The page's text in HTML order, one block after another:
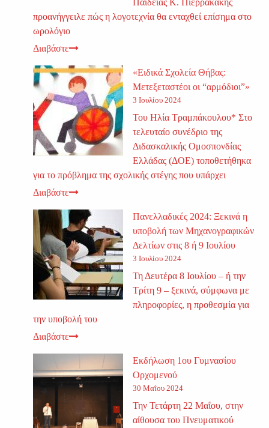
προανήγγειλε πώς η λογοτεχνία θα ενταχθεί επίσημα στο
ωρολόγιο
Διαβάστε
«Ειδικά Σχολεία Θήβας:
Μετεξεταστέοι οι “αρμόδιοι”»
3 Ιουλίου 2024
Του Ηλία Τραμπάκουλου* Στο
τελευταίο συνέδριο της
Διδασκαλικής Ομοσπονδίας
Ελλάδας (ΔΟΕ) τοποθετήθηκα
για το πρόβλημα της σχολικής στέγης που υπάρχει
Διαβάστε
Πανελλαδικές 2024: Ξεκινά η
υποβολή των Μηχανογραφικών
Δελτίων στις 8 ή 9 Ιουλίου
3 Ιουλίου 2024
Τη Δευτέρα 8 Ιουλίου – ή την
Τρίτη 9 – ξεκινά, σύμφωνα με
πληροφορίες, η προθεσμία για
την υποβολή του
Διαβάστε
Εκδήλωση 1ου Γυμνασίου
Ορχομενού
30 Μαΐου 2024
Την Τετάρτη 22 Μαΐου, στην
αίθουσα του Πνευματικού